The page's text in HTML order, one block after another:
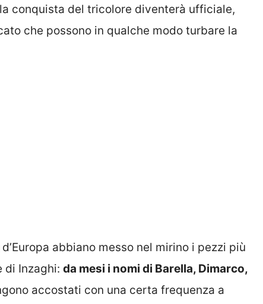
conquista del tricolore diventerà ufficiale,
che possono in qualche modo turbare la
abbiano messo nel mirino i pezzi più
di Inzaghi: da mesi i nomi di Barella, Dimarco,
accostati con una certa frequenza a